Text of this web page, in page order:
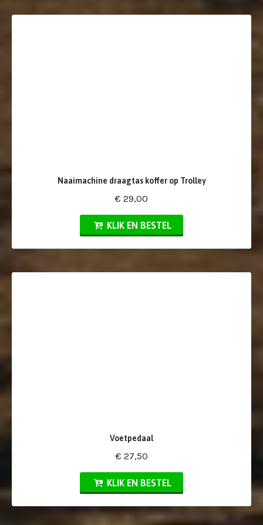
Naaimachine draagtas koffer op Trolley
€ 29,00
KLIK EN BESTEL
Voetpedaal
€ 27,50
KLIK EN BESTEL